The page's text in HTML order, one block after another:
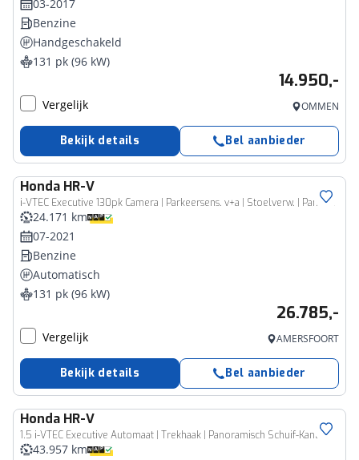
03-2017
Benzine
Handgeschakeld
131 pk (96 kW)
14.950,-
Vergelijk OMMEN
Bekijk details Bel aanbieder
Honda HR-V
i-VTEC Executive 130pk Camera | Parkeersens. v+a | Stoelverw. | Panoramadak
24.171 km
07-2021
Benzine
Automatisch
131 pk (96 kW)
26.785,-
Vergelijk AMERSFOORT
Bekijk details Bel aanbieder
Honda HR-V
1.5 i-VTEC Executive Automaat | Trekhaak | Panoramisch Schuif-Kanteldak |
43.957 km